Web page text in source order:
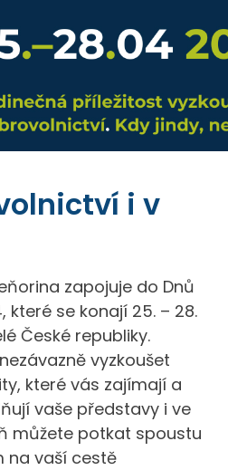
i v
zapojuje do Dnů
se konají 25. – 28.
České republiky.
vyzkoušet
které vás zajímají a
vaše představy i ve
můžete potkat spoustu
na vaší cestě